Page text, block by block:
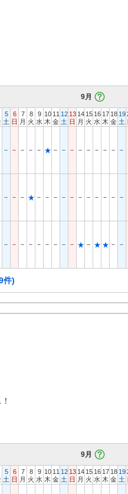
9月
5
土
6
日
7
月
8
火
9
水
10
木
11
金
12
土
13
日
14
月
15
火
16
水
17
木
18
金
19
土
－ － － － － ★ － － － － － － － － －
－ － － ★ － － － － － － － － － － －
－ － － － － － － － － ★ － ★ ★ － －
件)
9月
5
土
6
日
7
月
8
火
9
水
10
木
11
金
12
土
13
日
14
月
15
火
16
水
17
木
18
金
19
土